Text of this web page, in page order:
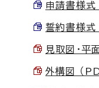
申請書様
誓約書様
見取図・
外構図 （